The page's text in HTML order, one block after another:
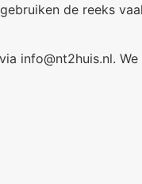
de reeks
info@nt2huis.nl.